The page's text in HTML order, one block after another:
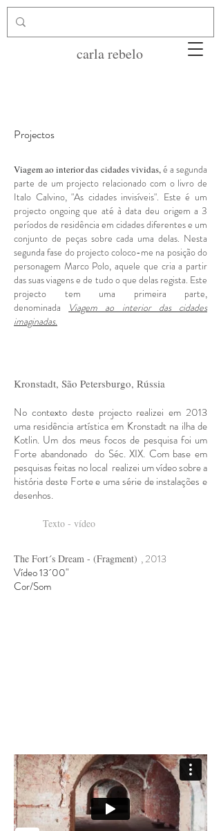
carla rebelo
Projectos
Viagem ao interior das cidades vividas,é a segunda
parte de um projecto relacionado com o livro de
Italo Calvino, "As cidades invisíveis". Este é um
projecto ongoing que até à data deu origem a 3
períodos de residência em cidades diferentes e um
conjunto de peças sobre cada uma delas. Nesta
segunda fase do projecto coloco-me na posição do
personagem Marco Polo, aquele que cria a partir
das suas viagens e de tudo o que delas regista. Este
projecto tem uma primeira parte,
denominada Viagem ao interior das cidades
imaginadas.
Kronstadt, São Petersburgo, Rússia
No contexto deste projecto realizei em 2013
uma residência artística em Kronstadt na ilha de
Kotlin. Um dos meus focos de pesquisa foi um
Forte abandonado do Séc. XIX. Com base em
pesquisas feitas no local realizei um vídeo sobre a
história deste Forte e uma série de instalações e
desenhos.
Texto - vídeo
The Fort´s Dream - (Fragment) , 2013
Vídeo 13´00"
Cor/Som